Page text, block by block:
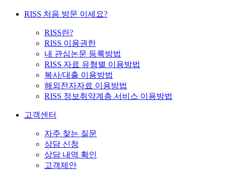
RISS 처음 방문 이세요?
RISS란?
RISS 이용권한
내 관심논문 등록방법
RISS 자료 유형별 이용방법
복사/대출 이용방법
해외전자자료 이용방법
RISS 정보취약계층 서비스 이용방법
고객센터
자주 찾는 질문
상담 신청
상담 내역 확인
고객제안